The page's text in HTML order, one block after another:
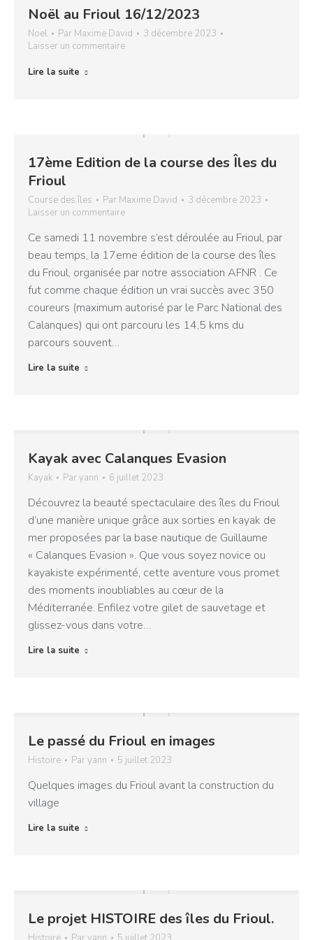
Noël au Frioul 16/12/2023
Noel Par Maxime David
3 décembre 2023
Laisser un commentaire
Lire la suite
17ème Edition de la course des Îles du
Frioul
Course des îles Par Maxime David
3 décembre 2023
Laisser un commentaire
Ce samedi 11 novembre s’est déroulée au Frioul, par
beau temps, la 17eme édition de la course des îles
du Frioul, organisée par notre association AFNR . Ce
fut comme chaque édition un vrai succès avec 350
coureurs (maximum autorisé par le Parc National des
Calanques) qui ont parcouru les 14,5 kms du
parcours souvent…
Lire la suite
Kayak avec Calanques Evasion
Kayak Par yann 6 juillet 2023
Découvrez la beauté spectaculaire des îles du Frioul
d’une manière unique grâce aux sorties en kayak de
mer proposées par la base nautique de Guillaume
« Calanques Evasion ». Que vous soyez novice ou
kayakiste expérimenté, cette aventure vous promet
des moments inoubliables au cœur de la
Méditerranée. Enfilez votre gilet de sauvetage et
glissez-vous dans votre…
Lire la suite
Le passé du Frioul en images
Histoire Par yann 5 juillet 2023
Quelques images du Frioul avant la construction du
village
Lire la suite
Le projet HISTOIRE des îles du Frioul.